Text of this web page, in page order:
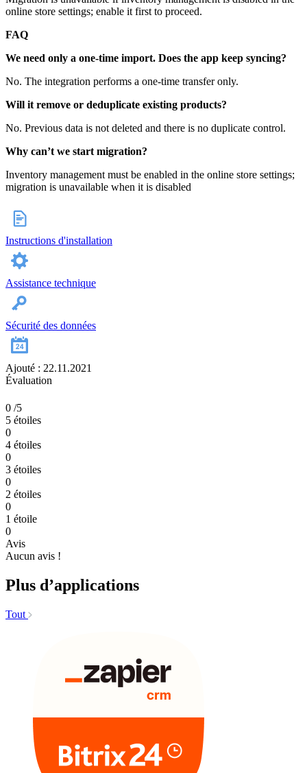
online store settings; enable it first to proceed.
FAQ
We need only a one‑time import. Does the app keep syncing?
No. The integration performs a one‑time transfer only.
Will it remove or deduplicate existing products?
No. Previous data is not deleted and there is no duplicate control.
Why can’t we start migration?
Inventory management must be enabled in the online store settings;
migration is unavailable when it is disabled
Instructions d'installation
Assistance technique
Sécurité des données
Ajouté : 22.11.2021
Évaluation
0 /5
5 étoiles
0
4 étoiles
0
3 étoiles
0
2 étoiles
0
1 étoile
0
Avis
Aucun avis !
Plus d’applications
Tout